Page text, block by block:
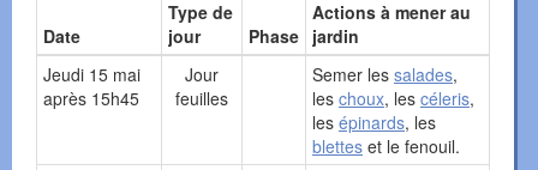
Date
Type de
jour
Phase
Actions à mener au
jardin
Jeudi 15 mai
après 15h45
Jour
feuilles
Semer les salades,
les choux, les céleris,
les épinards, les
blettes et le fenouil.